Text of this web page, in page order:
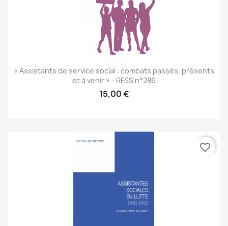
« Assistants de service social : combats passés, présents
et à venir » - RFSS n°286
15,00 €
favorite_border